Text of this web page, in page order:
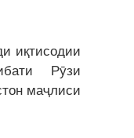
иқтисодии
Рӯзи
маҷлиси